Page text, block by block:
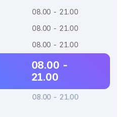
08.00 - 21.00
08.00 - 21.00
08.00 - 21.00
08.00 -
21.00
08.00 - 21.00